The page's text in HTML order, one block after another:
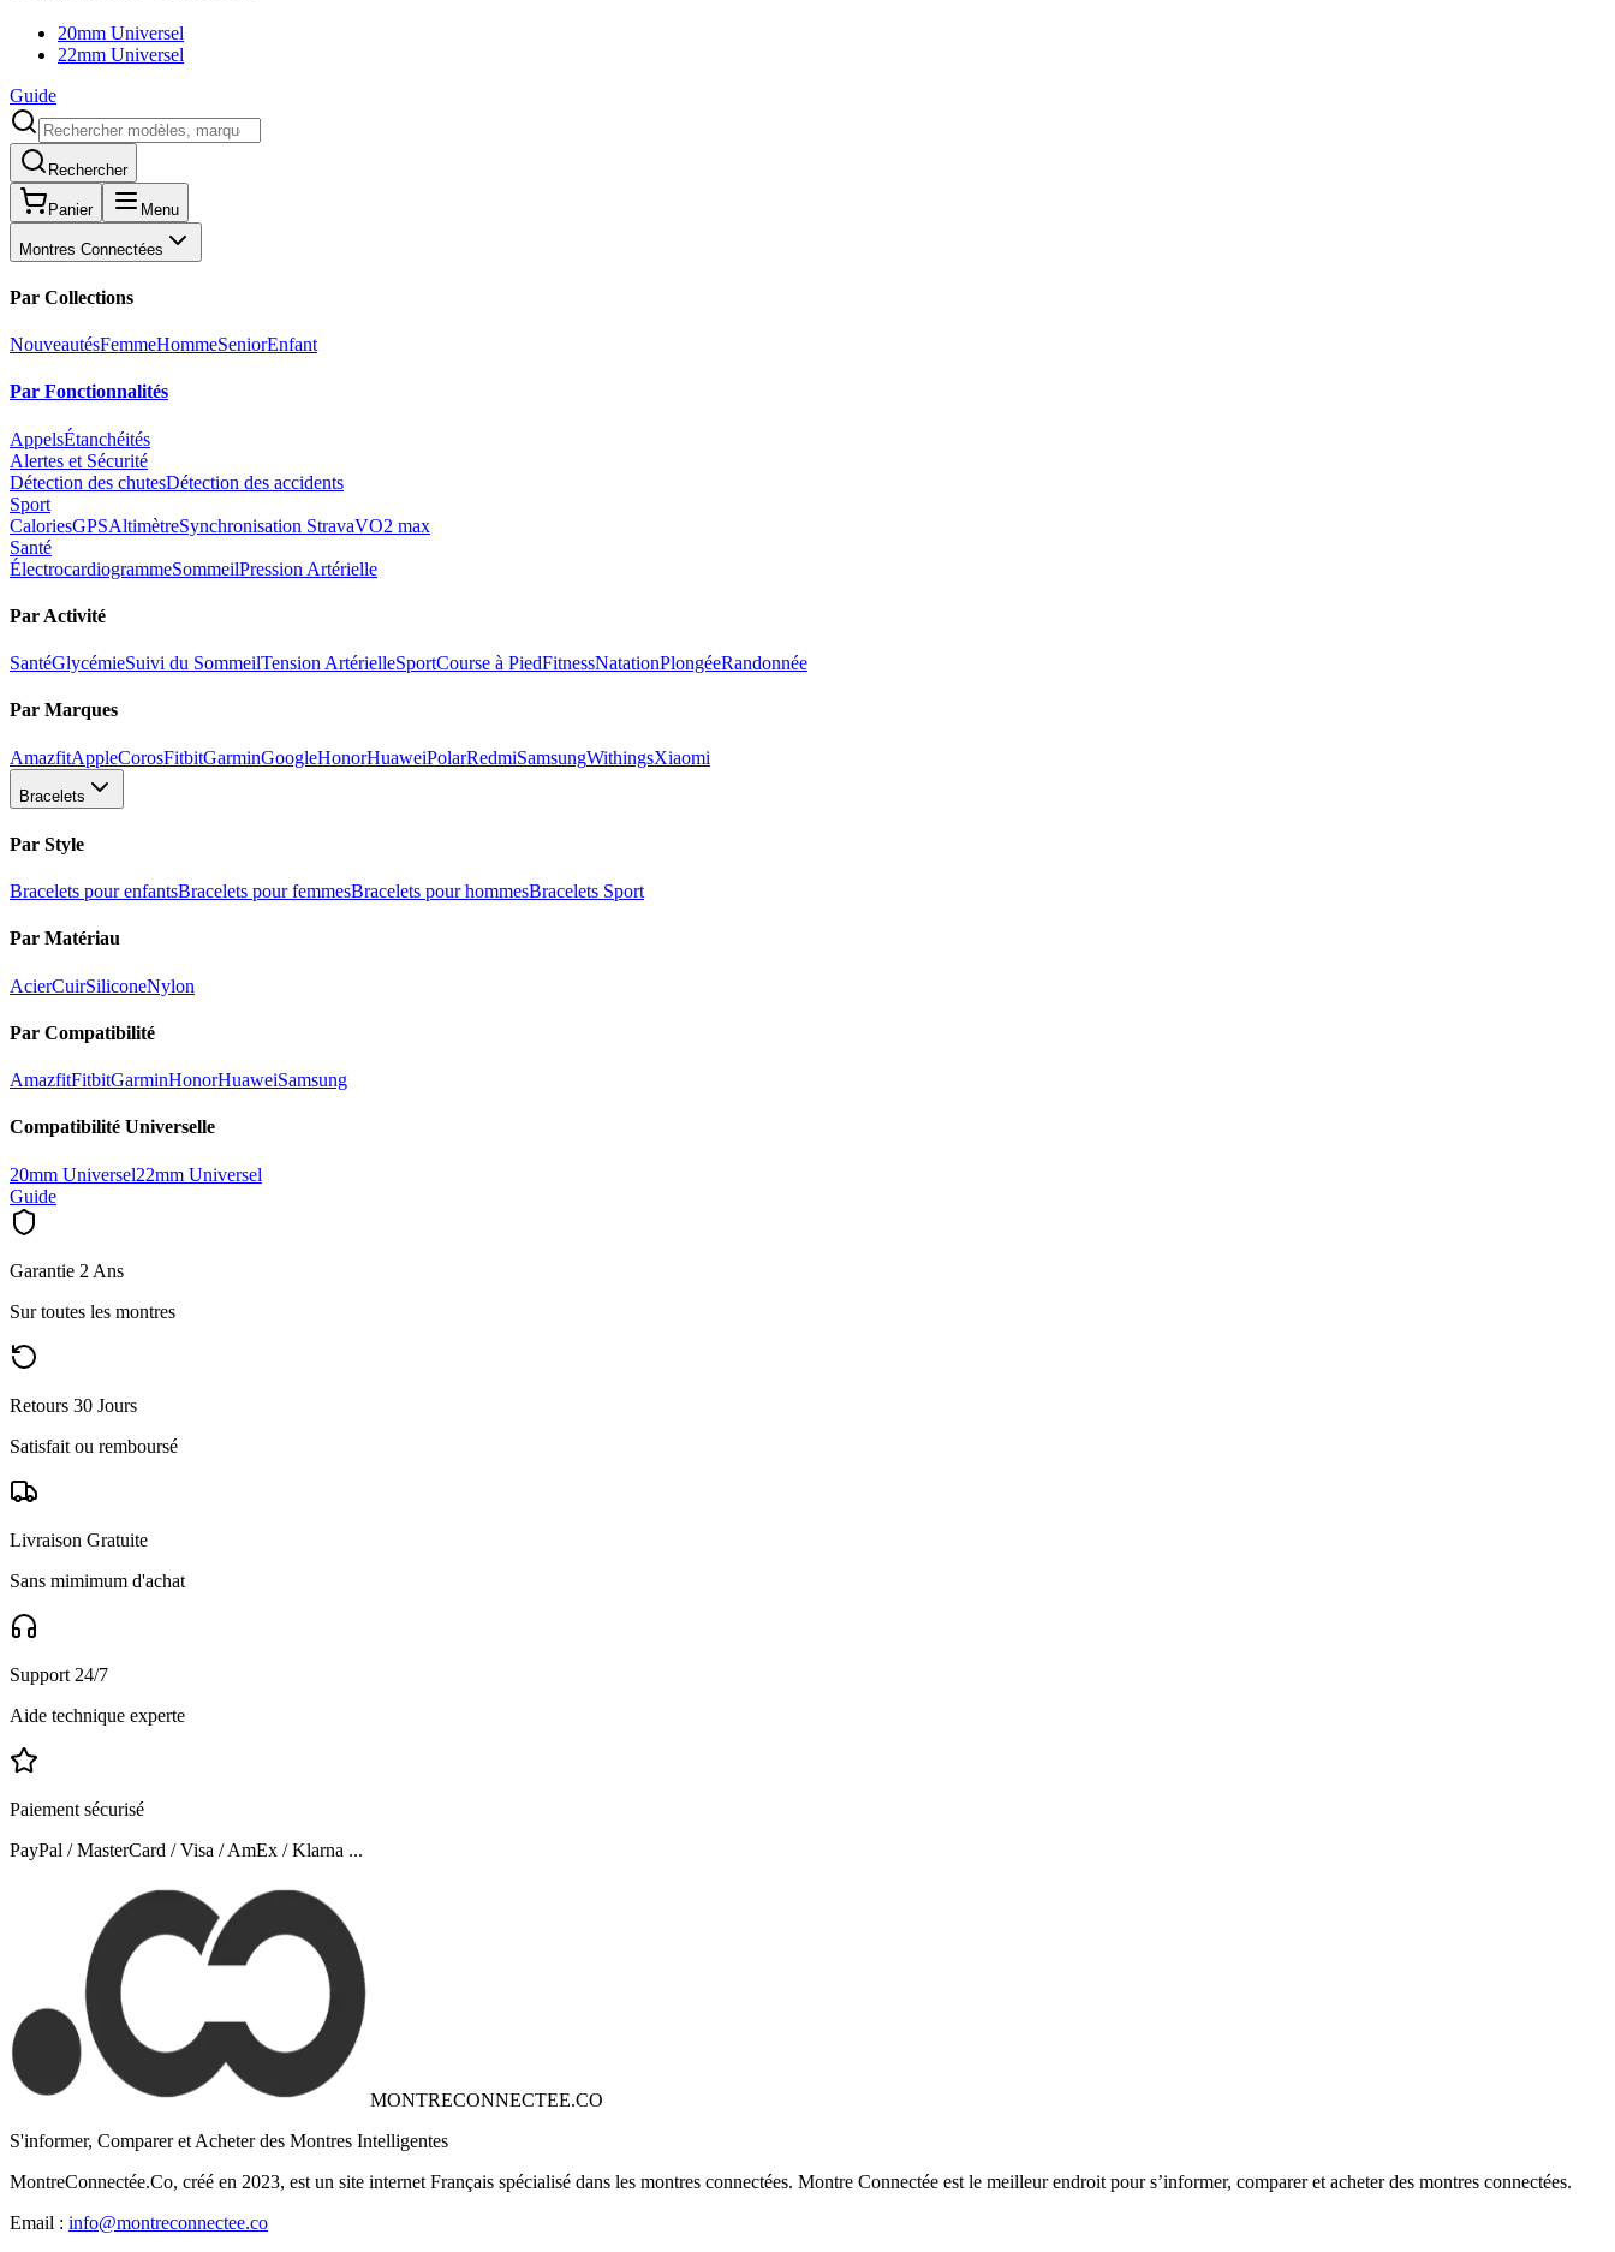
20mm Universel
22mm Universel
Guide
Rechercher
Panier Menu
Montres Connectées
Par Collections
NouveautésFemmeHommeSeniorEnfant
Par Fonctionnalités
AppelsÉtanchéités
Alertes et Sécurité
Détection des chutesDétection des accidents
Sport
CaloriesGPSAltimètreSynchronisation StravaVO2 max
Santé
ÉlectrocardiogrammeSommeilPression Artérielle
Par Activité
SantéGlycémieSuivi du SommeilTension ArtérielleSportCourse à PiedFitnessNatationPlongéeRandonnée
Par Marques
AmazfitAppleCorosFitbitGarminGoogleHonorHuaweiPolarRedmiSamsungWithingsXiaomi
Bracelets
Par Style
Bracelets pour enfantsBracelets pour femmesBracelets pour hommesBracelets Sport
Par Matériau
AcierCuirSiliconeNylon
Par Compatibilité
AmazfitFitbitGarminHonorHuaweiSamsung
Compatibilité Universelle
20mm Universel22mm Universel
Guide
Garantie 2 Ans
Sur toutes les montres
Retours 30 Jours
Satisfait ou remboursé
Livraison Gratuite
Sans mimimum d'achat
Support 24/7
Aide technique experte
Paiement sécurisé
PayPal / MasterCard / Visa / AmEx / Klarna ...
MONTRECONNECTEE.CO
S'informer, Comparer et Acheter des Montres Intelligentes
MontreConnectée.Co, créé en 2023, est un site internet Français spécialisé dans les montres connectées. Montre Connectée est le meilleur endroit pour s’informer, comparer et acheter des montres connectées.
Email : info@montreconnectee.co